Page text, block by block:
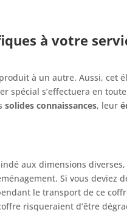
à votre
à un autre. Aussi, cet
spécial s’effectuera en
solides connaissances, leur
aux dimensions
Si vous deviez
le transport de ce
risqueraient d’être